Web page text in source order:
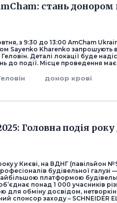
стань донором
з 9:30 до 13:00 AmCham
Sayenko Kharenko запрошують
Деталі локації буде
до події. Місце проведення має
донор крові
Головна подія
у Києві, на ВДНГ (павільйон
будівельної галузі
платформою
понад 1 000 учасників
для обміну досвідом,
спонсор заходу – SCHNEIDER